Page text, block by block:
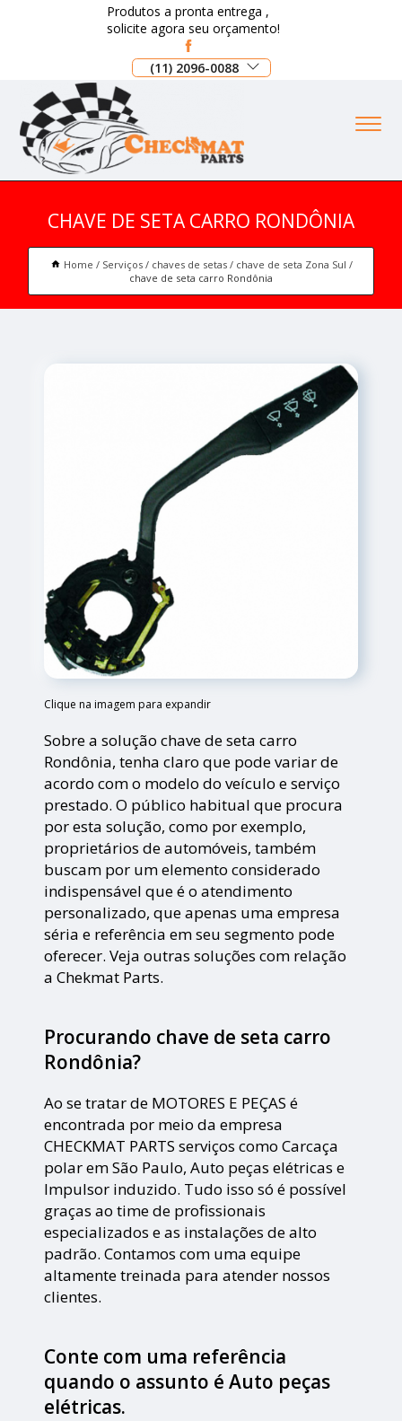
Produtos a pronta entrega ,
solicite agora seu orçamento!
(11) 2096-0088
CHAVE DE SETA CARRO RONDÔNIA
Home Serviços chaves de setas
chave de seta Zona Sul
chave de seta carro Rondônia
Clique na imagem para expandir
Sobre a solução chave de seta carro
Rondônia, tenha claro que pode variar de
acordo com o modelo do veículo e serviço
prestado. O público habitual que procura
por esta solução, como por exemplo,
proprietários de automóveis, também
buscam por um elemento considerado
indispensável que é o atendimento
personalizado, que apenas uma empresa
séria e referência em seu segmento pode
oferecer. Veja outras soluções com relação
a Chekmat Parts.
Procurando chave de seta carro
Rondônia?
Ao se tratar de MOTORES E PEÇAS é
encontrada por meio da empresa
CHECKMAT PARTS serviços como Carcaça
polar em São Paulo, Auto peças elétricas e
Impulsor induzido. Tudo isso só é possível
graças ao time de profissionais
especializados e as instalações de alto
padrão. Contamos com uma equipe
altamente treinada para atender nossos
clientes.
Conte com uma referência
quando o assunto éAuto peças
elétricas.